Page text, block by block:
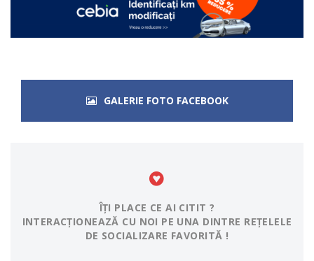
GALERIE FOTO FACEBOOK
ÎȚI PLACE CE AI CITIT ?
INTERACȚIONEAZĂ CU NOI PE UNA DINTRE REȚELELE
DE SOCIALIZARE FAVORITĂ !